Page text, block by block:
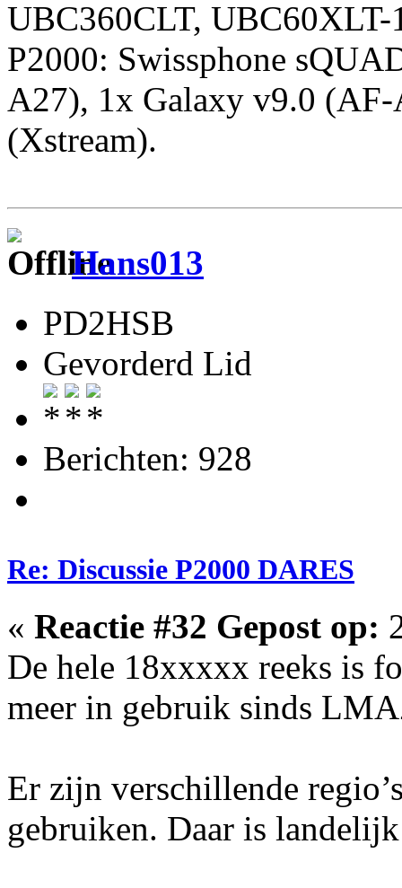
UBC360CLT,
P2000: Swissphone
A27), 1x Galaxy v9.0
(Xstream).
Hans013
PD2HSB
Gevorderd Lid
Berichten: 928
Re: Discussie P2000 DARES
« Reactie #32 Gepost op:
De hele 18xxxxx reeks is
meer in gebruik sinds
Er zijn verschillende
gebruiken. Daar is